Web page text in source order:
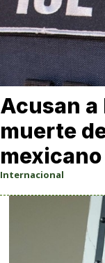
Acusan a
muerte
Internacional